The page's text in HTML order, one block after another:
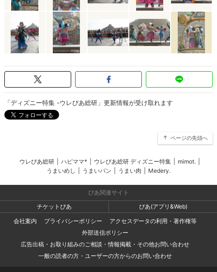
「ディズニー特集 -ウレぴあ総研」更新情報が受け取れます
ページの先頭へ
ウレぴあ総研 ハピママ* ウレぴあ総研 ディズニー特集 mimot.
うまいめし
うまいパン うまい肉 Medery.
ぴあ関連サイト
チケットぴあ
ぴあ(アプリ&Web)
会社案内
プライバシーポリシー
アクセスデータの利用・著作権等
外部送信ポリシー
広告出稿・お取り組みのご相談・情報掲載・その他お問い合わせ
一般の読者の方・ユーザーの方からのお問い合わせ